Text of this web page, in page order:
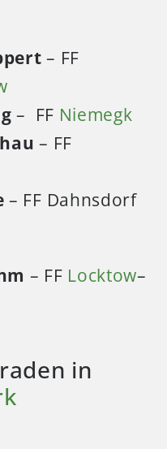
– FF
– FF Niemegk
– FF
– FF Dahnsdorf
– FF Locktow–
in